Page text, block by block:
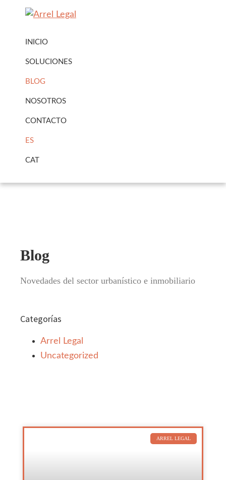
Legal
Legal
Urbanisme
INICIO
SOLUCIONES
BLOG
NOSOTROS
CONTACTO
ES
CAT
Blog
Novedades del sector urbanístico e inmobiliario
Categorías
Arrel Legal
Uncategorized
ARREL LEGAL